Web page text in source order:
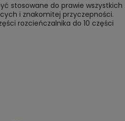
stosowane do prawie wszystkich
i znakomitej przyczepności.
rozcieńczalnika do 10 części